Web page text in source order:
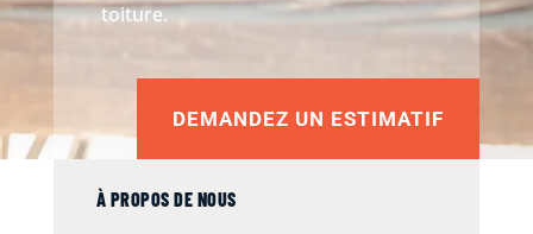
toiture.
DEMANDEZ UN ESTIMATIF
À PROPOS DE NOUS